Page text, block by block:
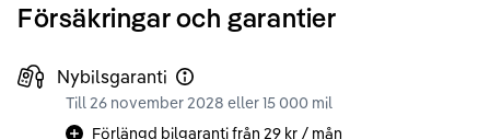
Försäkringar och garantier
Nybilsgaranti
Till 26 november 2028 eller 15 000 mil
Förlängd bilgaranti från 29 kr / mån